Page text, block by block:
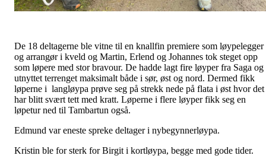
De 18 deltagerne ble vitne til en knallfin premiere som løypelegger
og arrangør i kveld og Martin, Erlend og Johannes tok steget opp
som løpere med stor bravour. De hadde lagt fire løyper fra Saga og
utnyttet terrenget maksimalt både i sør, øst og nord. Dermed fikk
løperne i langløypa prøve seg på strekk nede på flata i øst hvor det
har blitt svært tett med kratt. Løperne i flere løyper fikk seg en
løpetur ned til Tambartun også.
Edmund var eneste spreke deltager i nybegynnerløypa.
Kristin ble for sterk for Birgit i kortløypa, begge med gode tider.